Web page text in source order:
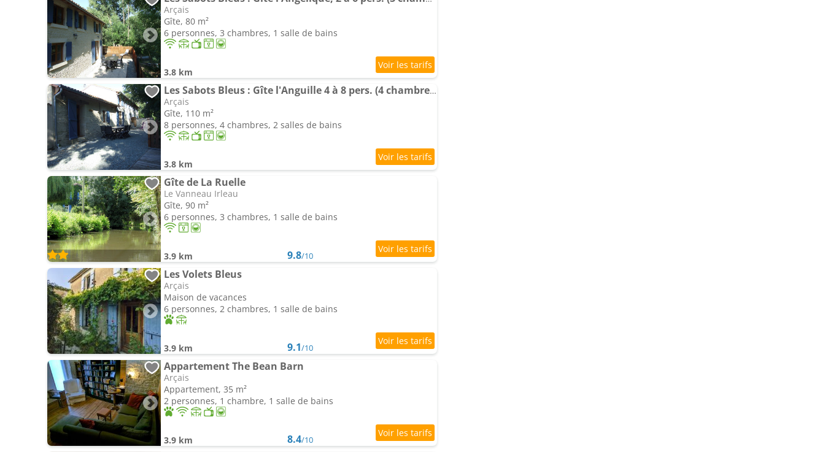
Arçais
Gîte, 80 m²
6 personnes, 3 chambres, 1 salle de bains
3.8 km
Les Sabots Bleus : Gîte l'Anguille 4 à 8 pers. (4 chambres)
Arçais
Gîte, 110 m²
8 personnes, 4 chambres, 2 salles de bains
3.8 km
Gîte de La Ruelle
Le Vanneau Irleau
Gîte, 90 m²
6 personnes, 3 chambres, 1 salle de bains
3.9 km 9.8/10
Les Volets Bleus
Arçais
Maison de vacances
6 personnes, 2 chambres, 1 salle de bains
3.9 km 9.1/10
Appartement The Bean Barn
Arçais
Appartement, 35 m²
2 personnes, 1 chambre, 1 salle de bains
3.9 km 8.4/10